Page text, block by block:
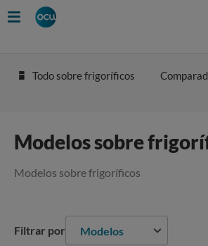
Todo sobre frigoríficos
Modelos sobre
Modelos sobre frigoríficos
Filtrar por Modelos